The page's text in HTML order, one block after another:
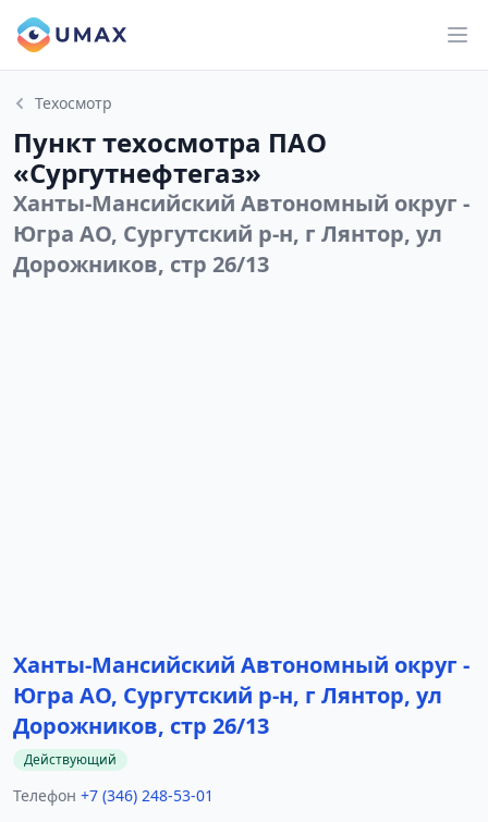
Техосмотр
Пункт техосмотра ПАО
«Сургутнефтегаз»
Ханты-Мансийский Автономный округ -
Югра АО, Сургутский р-н, г Лянтор, ул
Дорожников, стр 26/13
Ханты-Мансийский Автономный округ -
Югра АО, Сургутский р-н, г Лянтор, ул
Дорожников, стр 26/13
Действующий
Телефон +7 (346) 248-53-01